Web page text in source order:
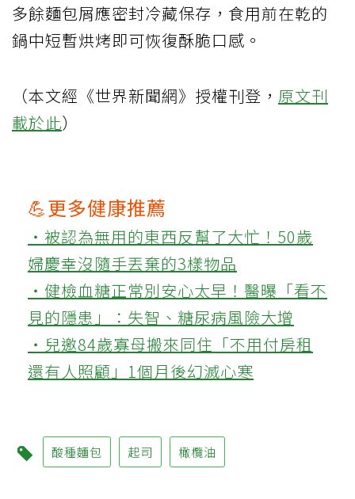
多餘麵包屑應密封冷藏保存，食用前在乾的
鍋中短暫烘烤即可恢復酥脆口感。
（本文經《世界新聞網》授權刊登， 原文刊
載於此）
💪更多健康推薦
‧被認為無用的東西反幫了大忙！50歲
婦慶幸沒隨手丟棄的3樣物品
‧健檢血糖正常別安心太早！醫曝「看不
見的隱患」：失智、糖尿病風險大增
‧兒邀84歲寡母搬來同住「不用付房租
還有人照顧」1個月後幻滅心寒
酸種麵包 起司 橄欖油